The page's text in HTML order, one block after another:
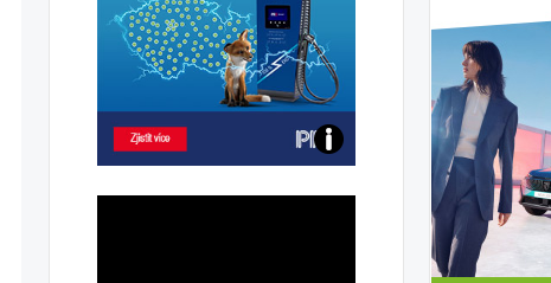
Poznejte